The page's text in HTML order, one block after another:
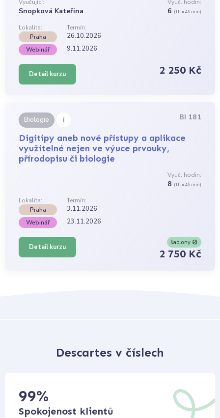
Vyučující:
Snopková Kateřina
Vyuč. hodin:
6 (1h = 45 min)
Lokalita:
Termín:
Praha
26.10.2026
Webinář 9.11.2026
Detail kurzu 2 250 Kč
Biologie i BI 181
Digitipy aneb nové přístupy a aplikace
využitelné nejen ve výuce prvouky,
přírodopisu či biologie
Vyuč. hodin:
8 (1h = 45 min)
Lokalita:
Termín:
Praha
3.11.2026
Webinář 23.11.2026
Detail kurzu
šablony
2 750 Kč
Descartes v číslech
99%
Spokojenost klientů